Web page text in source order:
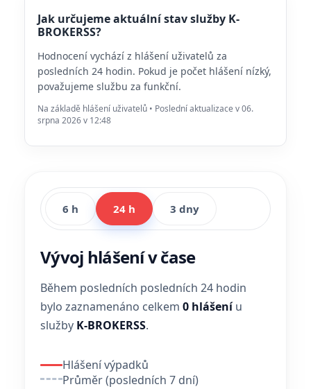
Jak určujeme aktuální stav služby K-
BROKERSS?
Hodnocení vychází z hlášení uživatelů za
posledních 24 hodin. Pokud je počet hlášení nízký,
považujeme službu za funkční.
Na základě hlášení uživatelů • Poslední aktualizace v 06.
srpna 2026 v 12:48
6 h 24 h 3 dny
Vývoj hlášení v čase
Během posledních posledních 24 hodin
bylo zaznamenáno celkem 0 hlášeníu
služby K-BROKERSS.
Hlášení výpadků
Průměr (posledních 7 dní)